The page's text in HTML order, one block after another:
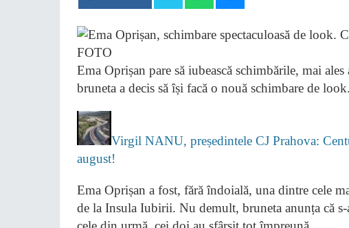
Ema Oprișan pare să iubească schimbările, mai
bruneta a decis să își facă o nouă schimbare de
Virgil NANU, președintele CJ Prahova:
august!
Ema Oprișan a fost, fără îndoială, una dintre cele
de la Insula Iubirii. Nu demult, bruneta anunța că